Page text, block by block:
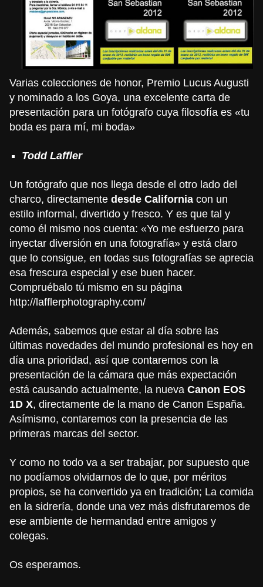
Varias colecciones de honor, Premio Lucus Augusti
y nominado a los Goya, una excelente carta de
presentación para un fotógrafo cuya filosofía es «tu
boda es para mí, mi boda»
Todd Laffler
Un fotógrafo que nos llega desde el otro lado del
charco, directamente desde California con un
estilo informal, divertido y fresco. Y es que tal y
como él mismo nos cuenta: «Yo me esfuerzo para
inyectar diversión en una fotografía» y está claro
que lo consigue, en todas sus fotografías se aprecia
esa frescura especial y ese buen hacer.
Compruébalo tú mismo en su página
http://lafflerphotography.com/
Además, sabemos que estar al día sobre las
últimas novedades del mundo profesional es hoy en
día una prioridad, así que contaremos con la
presentación de la cámara que más expectación
está causando actualmente, la nueva Canon EOS
1D X, directamente de la mano de Canon España.
Asímismo, contaremos con la presencia de las
primeras marcas del sector.
Y como no todo va a ser trabajar, por supuesto que
no podíamos olvidarnos de lo que, por méritos
propios, se ha convertido ya en tradición; La comida
en la sidrería, donde una vez más disfrutaremos de
ese ambiente de hermandad entre amigos y
colegas.
Os esperamos.